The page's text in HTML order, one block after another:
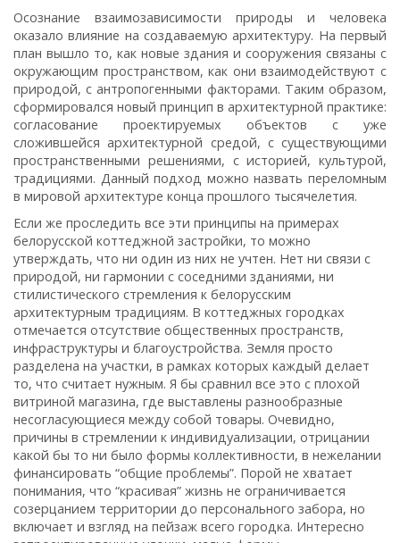
Осознание взаимозависимости природы и человека
оказало влияние на создаваемую архитектуру. На первый
план вышло то, как новые здания и сооружения связаны с
окружающим пространством, как они взаимодействуют с
природой, с антропогенными факторами. Таким образом,
сформировался новый принцип в архитектурной практике:
согласование проектируемых объектов с уже
сложившейся архитектурной средой, с существующими
пространственными решениями, с историей, культурой,
традициями. Данный подход можно назвать переломным
в мировой архитектуре конца прошлого тысячелетия.
Если же проследить все эти принципы на примерах
белорусской коттеджной застройки, то можно
утверждать, что ни один из них не учтен. Нет ни связи с
природой, ни гармонии с соседними зданиями, ни
стилистического стремления к белорусским
архитектурным традициям. В коттеджных городках
отмечается отсутствие общественных пространств,
инфраструктуры и благоустройства. Земля просто
разделена на участки, в рамках которых каждый делает
то, что считает нужным. Я бы сравнил все это с плохой
витриной магазина, где выставлены разнообразные
несогласующиеся между собой товары. Очевидно,
причины в стремлении к индивидуализации, отрицании
какой бы то ни было формы коллективности, в нежелании
финансировать “общие проблемы”. Порой не хватает
понимания, что “красивая” жизнь не ограничивается
созерцанием территории до персонального забора, но
включает и взгляд на пейзаж всего городка. Интересно